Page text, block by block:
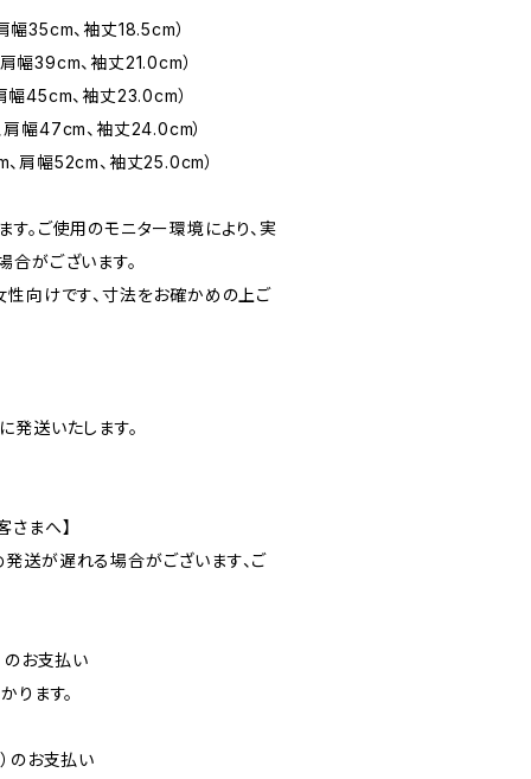
幅35cm、袖丈18.5cm）
幅39cm、袖丈21.0cm）
幅45cm、袖丈23.0cm）
肩幅47cm、袖丈24.0cm）
肩幅52cm、袖丈25.0cm）
。ご使用のモニター環境により、実
がございます。
向けです、寸法をお確かめの上ご
発送いたします。
まへ】
送が遅れる場合がございます、ご
お支払い
ります。
のお支払い